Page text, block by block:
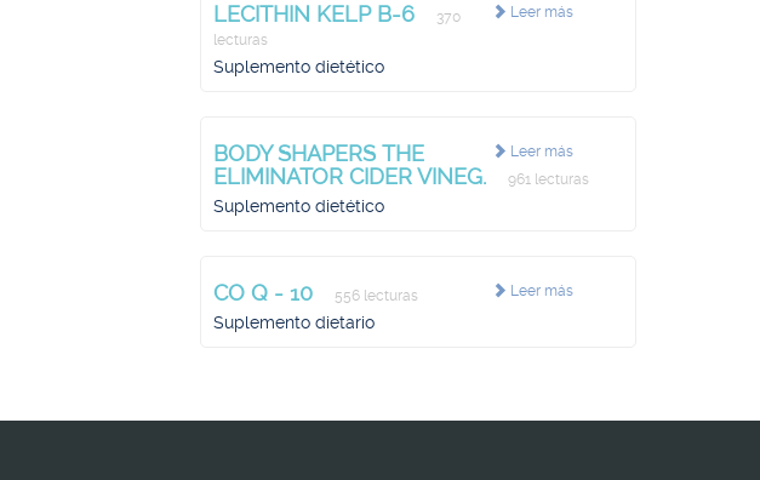
Leer más
LECITHIN KELP B-6
370
lecturas
Suplemento dietético
Leer más
BODY SHAPERS THE
ELIMINATOR CIDER VINEG.
961 lecturas
Suplemento dietético
Leer más
CO Q - 10 556 lecturas
Suplemento dietario